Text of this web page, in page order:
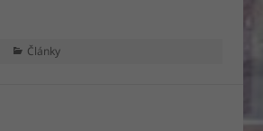
Kategórie
Články